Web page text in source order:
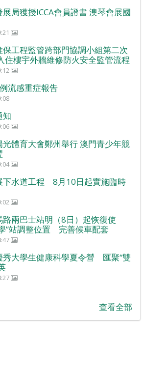
局獲授ICCA會員證書 澳琴會展國
工程監管跨部門協調小組第二次
住樓宇外牆維修防火安全監管流程
流感重症報告
知
體育大會鄭州舉行 澳門青少年競
下水道工程 8月10日起實施臨時
兩巴士站明（8日）起恢復使
”站調整位置 完善候車配套
秀大學生健康科學夏令營 匯聚“雙
查看全部